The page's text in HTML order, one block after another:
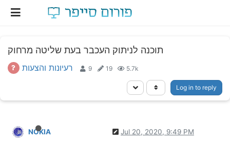
תוכנה לניתוק העכבר בעת שליטה מרחוק
רעיונות והצעות 9 19 5.7k
Log in to reply
NOKIA Jul 20, 2020, 9:49 PM